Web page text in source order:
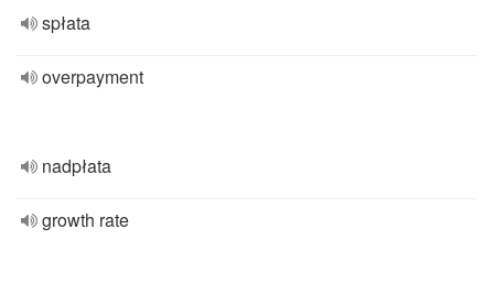
spłata
overpayment
nadpłata
growth rate